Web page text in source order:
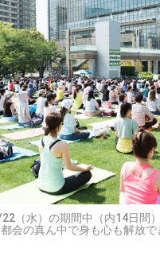
（水）の期間中（内14日間
会の真ん中で身も心も解放で